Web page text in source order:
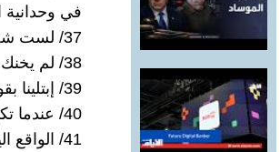
في وحدانية
37/ لست شخصا انطوائيا ولا صعب الفهم، ولكن ليس الجميع أشعر معهم بالراحة!
38/ لم يخنك أحد يا صديقي، و لكن أنت وثقت بالخائن!
39/ إبتلينا بقوم يجمعهم الكذب والنفاق وتفرقهم الحقيقة!
40/ عندما تكون على حق لا أحد يذكرك، و لكن في الخطأ لا أحد سينساك!
41/ الواقع اليوم يحتاج كمية كبيرة من النفاق، وأنا لا أجيد ذلك!